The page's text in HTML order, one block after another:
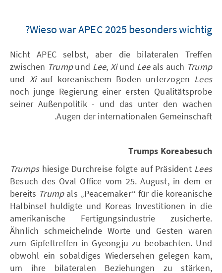
Wieso war APEC 2025 besonders wichtig?
Nicht APEC selbst, aber die bilateralen Treffen
zwischen Trumpund Lee, Xiund Leeals auch Trump
und Xiauf koreanischem Boden unterzogen Lees
noch junge Regierung einer ersten Qualitätsprobe
seiner Außenpolitik - und das unter den wachen
Augen der internationalen Gemeinschaft.
Trumps Koreabesuch
Trumpshiesige Durchreise folgte auf Präsident Lees
Besuch des Oval Office vom 25. August, in dem er
bereits Trumpals „Peacemaker“ für die koreanische
Halbinsel huldigte und Koreas Investitionen in die
amerikanische Fertigungsindustrie zusicherte.
Ähnlich schmeichelnde Worte und Gesten waren
zum Gipfeltreffen in Gyeongju zu beobachten. Und
obwohl ein sobaldiges Wiedersehen gelegen kam,
um ihre bilateralen Beziehungen zu stärken,